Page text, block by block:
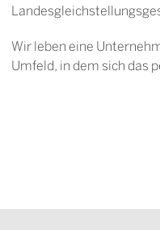
Wir leben eine
Umfeld, in dem sich das